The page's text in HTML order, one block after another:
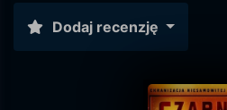
Dodaj recenzję